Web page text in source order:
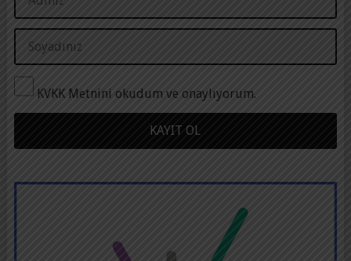
KVKK Metnini okudum ve onaylıyorum.